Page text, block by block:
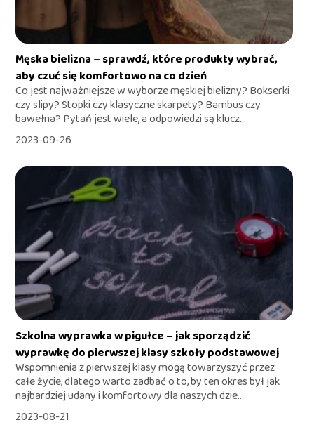
Męska bielizna – sprawdź, które produkty wybrać,
aby czuć się komfortowo na co dzień
Co jest najważniejsze w wyborze męskiej bielizny? Bokserki
czy slipy? Stopki czy klasyczne skarpety? Bambus czy
bawełna? Pytań jest wiele, a odpowiedzi są klucz...
2023-09-26
Szkolna wyprawka w pigułce – jak sporządzić
wyprawkę do pierwszej klasy szkoły podstawowej
Wspomnienia z pierwszej klasy mogą towarzyszyć przez
całe życie, dlatego warto zadbać o to, by ten okres był jak
najbardziej udany i komfortowy dla naszych dzie...
2023-08-21